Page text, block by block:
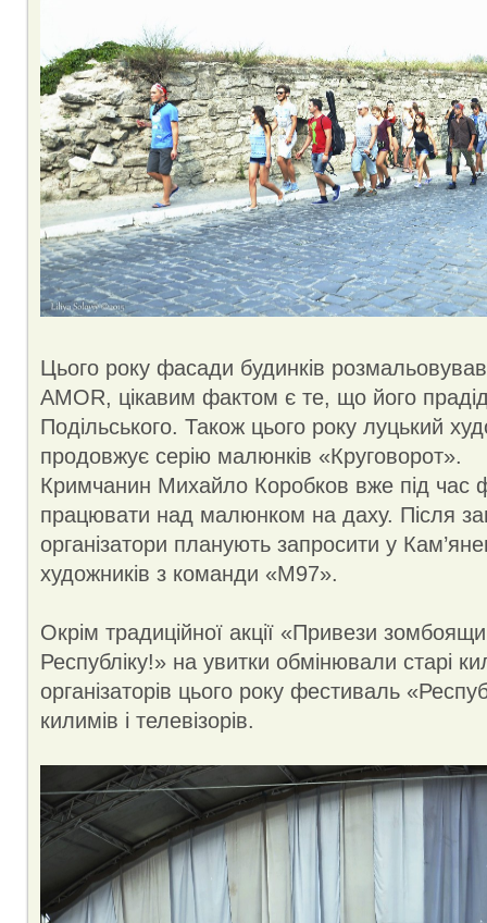
Цього року фасади будинків
AMOR, цікавим фактом є те, що його
Подільського. Також цього року луцький
продовжує серію малюнків «Круговорот».
Кримчанин Михайло Коробков вже під час
працювати над малюнком на даху. Після
організатори планують запросити у
художників з команди «М97».
Окрім традиційної акції «Привези
Республіку!» на увитки обмінювали старі
організаторів цього року фестиваль
килимів і телевізорів.